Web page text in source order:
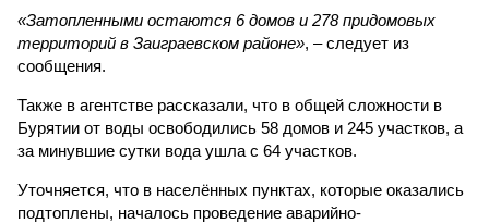
«Затопленными остаются 6 домов и 278 придомовых
территорий в Заиграевском районе», – следует из
сообщения.
Также в агентстве рассказали, что в общей сложности в
Бурятии от воды освободились 58 домов и 245 участков, а
за минувшие сутки вода ушла с 64 участков.
Уточняется, что в населённых пунктах, которые оказались
подтоплены, началось проведение аварийно-